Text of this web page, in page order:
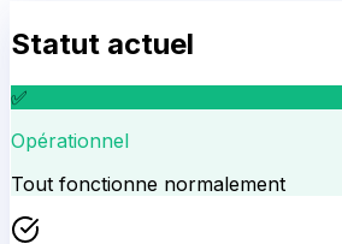
Statut actuel
✅
Opérationnel
Tout fonctionne normalement